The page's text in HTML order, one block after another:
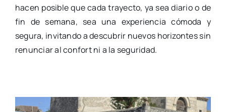
hacen posible que cada trayecto, ya sea diario o de
fin de semana, sea una experiencia cómoda y
segura, invitando a descubrir nuevos horizontes sin
renunciar al confort ni a la seguridad.